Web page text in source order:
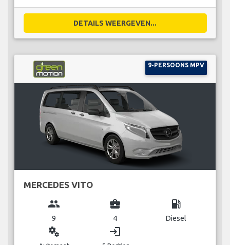
DETAILS WEERGEVEN...
9-PERSOONS MPV
MERCEDES VITO
group
9
business_center
4
local_gas_station
Diesel
miscellaneous_services login